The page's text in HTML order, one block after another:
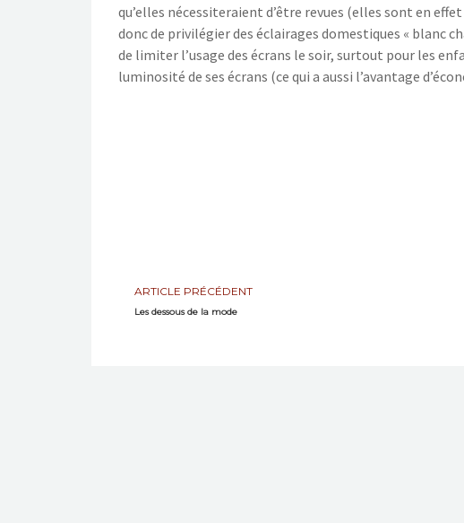
qu’elles nécessiteraient d’être revues (elles sont en
donc de privilégier des éclairages domestiques « blanc
de limiter l’usage des écrans le soir, surtout pour les
luminosité de ses écrans (ce qui a aussi l’avantage
ARTICLE PRÉCÉDENT
Les dessous de la mode